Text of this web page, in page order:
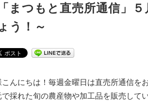
「まつもと直売所通信」
ょう！～
こんにちは！毎週金曜日は直売所通信を
採れた旬の農産物や加工品を販売して